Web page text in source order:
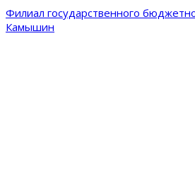
Филиал государственного
Камышин